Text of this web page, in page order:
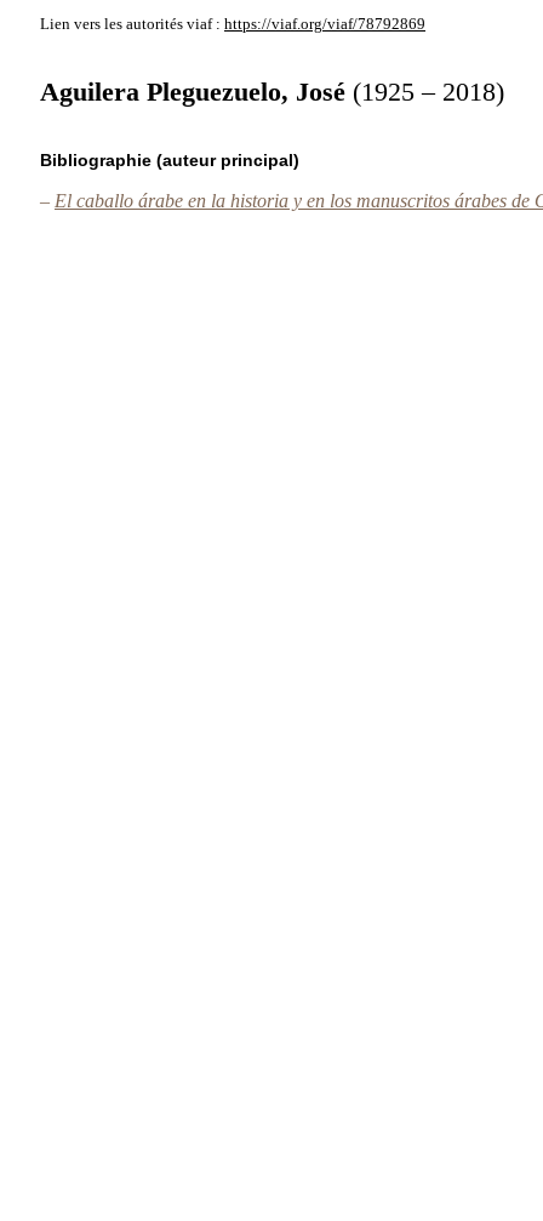
Lien vers les autorités viaf : https://viaf.org/viaf/78792869
Aguilera Pleguezuelo, José (1925 – 2018)
Bibliographie (auteur principal)
– El caballo árabe en la historia y en los manuscritos árabes